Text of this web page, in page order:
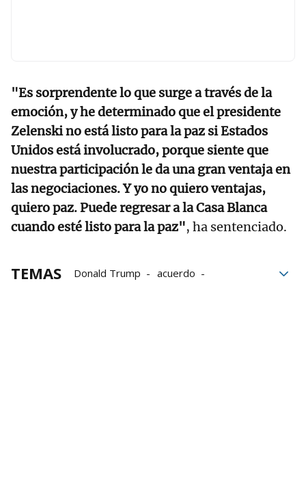
"Es sorprendente lo que surge a través de la
emoción, y he determinado que el presidente
Zelenski no está listo para la paz si Estados
Unidos está involucrado, porque siente que
nuestra participación le da una gran ventaja en
las negociaciones. Y yo no quiero ventajas,
quiero paz. Puede regresar a la Casa Blanca
cuando esté listo para la paz", ha sentenciado.
TEMAS Donald Trump
acuerdo